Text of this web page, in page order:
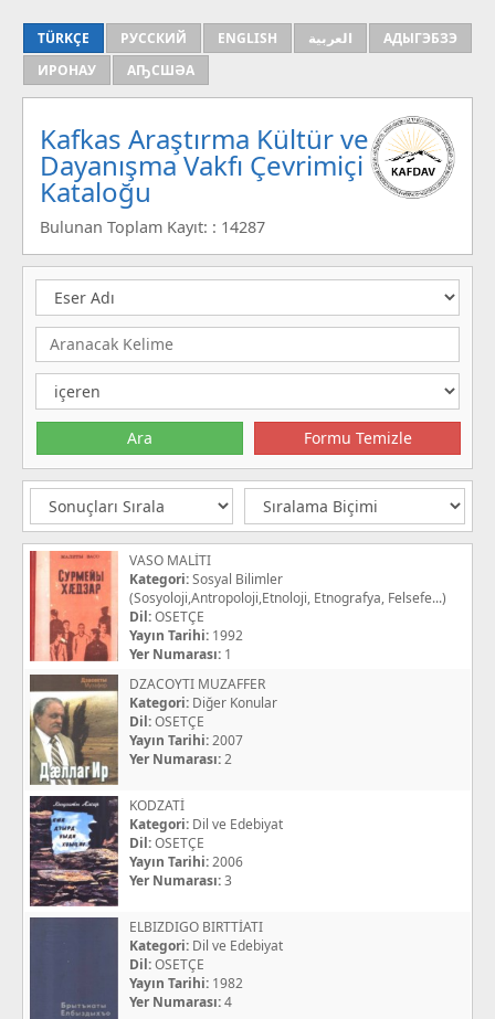
TÜRKÇE РУССКИЙ ENGLISH العربية
АДЫГЭБЗЭ
ИРОНАУ
АҦСШӘА
Kafkas Araştırma Kültür ve
Dayanışma Vakfı Çevrimiçi
Kataloğu
Bulunan Toplam Kayıt: : 14287
VASO MALİTI
Kategori:Sosyal Bilimler
(Sosyoloji,Antropoloji,Etnoloji, Etnografya, Felsefe...)
Dil:OSETÇE
Yayın Tarihi: 1992
Yer Numarası: 1
DZACOYTI MUZAFFER
Kategori: Diğer Konular
Dil:OSETÇE
Yayın Tarihi:2007
Yer Numarası:2
KODZATİ
Kategori: Dil ve Edebiyat
Dil:OSETÇE
Yayın Tarihi:2006
Yer Numarası:3
ELBIZDIGO BIRTTİATI
Kategori: Dil ve Edebiyat
Dil:OSETÇE
Yayın Tarihi: 1982
Yer Numarası:4